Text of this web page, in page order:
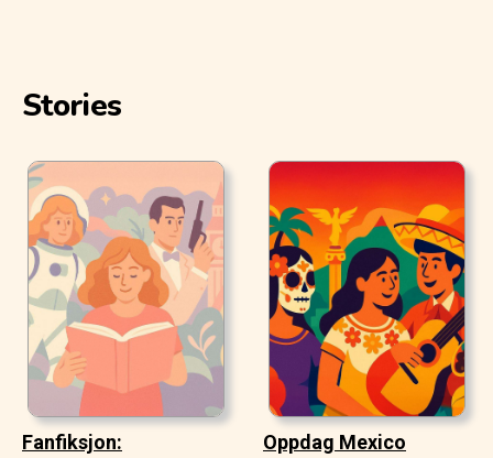
Stories
Fanfiksjon:
Oppdag Mexico